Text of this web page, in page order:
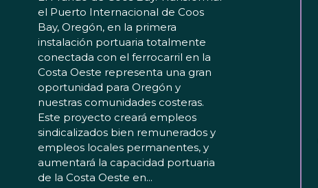
el Puerto Internacional de Coos
Bay, Oregón, en la primera
instalación portuaria totalmente
conectada con el ferrocarril en la
Costa Oeste representa una gran
oportunidad para Oregón y
nuestras comunidades costeras.
Este proyecto creará empleos
sindicalizados bien remunerados y
empleos locales permanentes, y
aumentará la capacidad portuaria
de la Costa Oeste en...